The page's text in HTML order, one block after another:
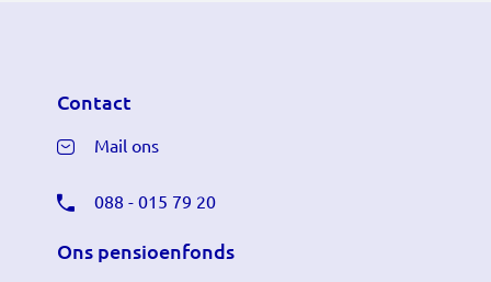
Contact
Mail ons
088 - 015 79 20
Ons pensioenfonds